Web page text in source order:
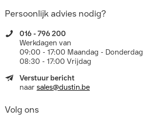
Persoonlijk advies nodig?
016 - 796 200
Werkdagen van
09:00 - 17:00 Maandag - Donderdag
08:30 - 17:00 Vrijdag
Verstuur bericht
naar sales@dustin.be
Volg ons